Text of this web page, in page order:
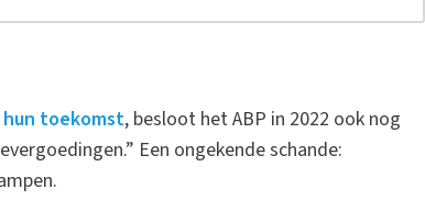
toekomst, besloot het ABP in 2022 ook nog
Een ongekende schande: